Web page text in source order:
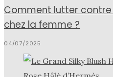
Comment lutter
chez la femme ?
04/07/2025